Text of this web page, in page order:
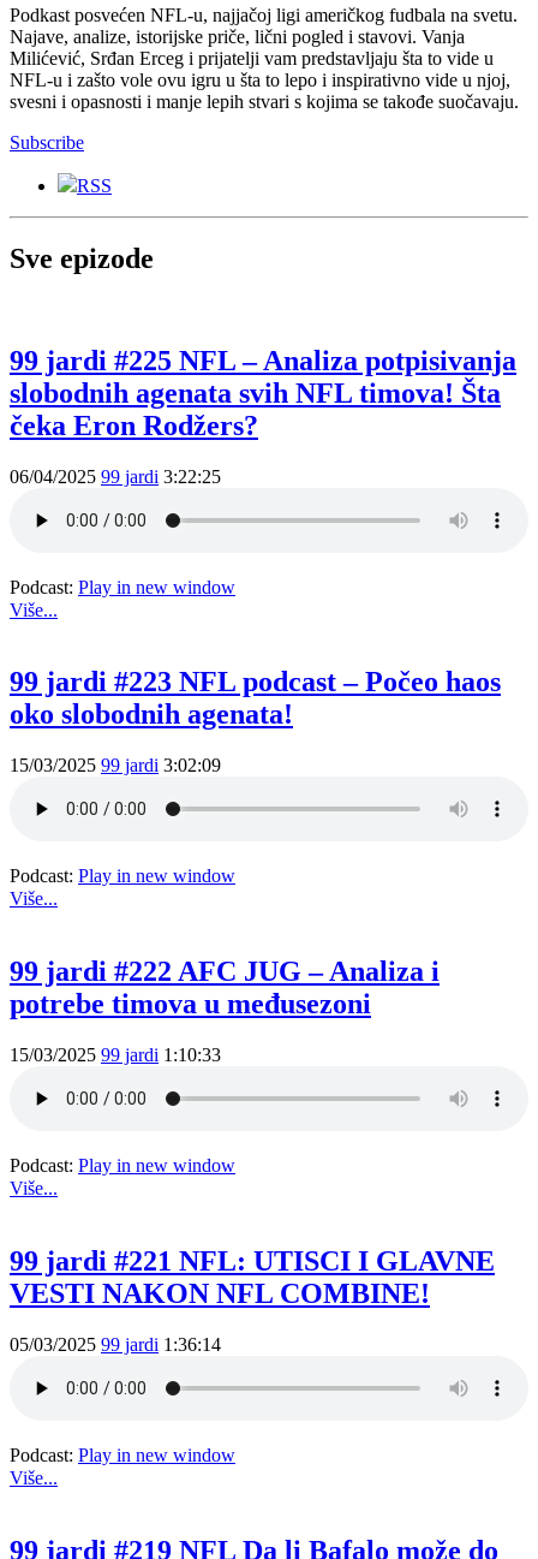
Podkast posvećen NFL-u, najjačoj ligi američkog fudbala na svetu.
Najave, analize, istorijske priče, lični pogled i stavovi. Vanja
Milićević, Srđan Erceg i prijatelji vam predstavljaju šta to vide u
NFL-u i zašto vole ovu igru u šta to lepo i inspirativno vide u njoj,
svesni i opasnosti i manje lepih stvari s kojima se takođe suočavaju.
Subscribe
RSS
Sve epizode
99 jardi #225 NFL – Analiza potpisivanja
slobodnih agenata svih NFL timova! Šta
čeka Eron Rodžers?
06/04/2025 99 jardi 3:22:25
Podcast: Play in new window
Više...
99 jardi #223 NFL podcast – Počeo haos
oko slobodnih agenata!
15/03/2025 99 jardi 3:02:09
Podcast: Play in new window
Više...
99 jardi #222 AFC JUG – Analiza i
potrebe timova u međusezoni
15/03/2025 99 jardi 1:10:33
Podcast: Play in new window
Više...
99 jardi #221 NFL: UTISCI I GLAVNE
VESTI NAKON NFL COMBINE!
05/03/2025 99 jardi 1:36:14
Podcast: Play in new window
Više...
99 jardi #219 NFL Da li Bafalo može do